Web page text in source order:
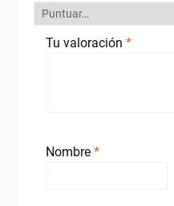
Tu valoración *
Nombre *